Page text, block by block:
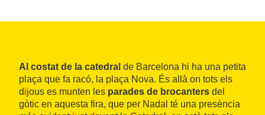
Al costat de la catedral de Barcelona hi ha una petita
plaça que fa racó, la plaça Nova. És allà on tots els
dijous es munten les parades de brocanters del
gòtic en aquesta fira, que per Nadal té una presència